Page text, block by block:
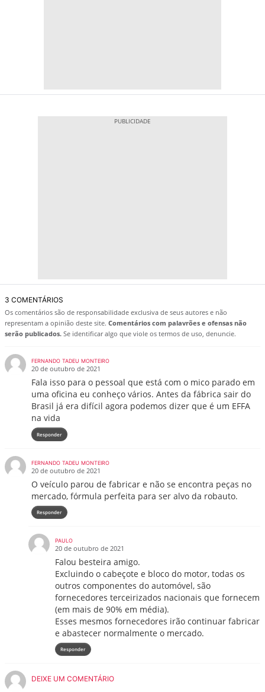
3 COMENTÁRIOS
Os comentários são de responsabilidade exclusiva de seus autores e não
representam a opinião deste site. Comentários com palavrões e ofensas não
serão publicados. Se identificar algo que viole os termos de uso, denuncie.
FERNANDO TADEU MONTEIRO
20 de outubro de 2021
Fala isso para o pessoal que está com o mico parado em
uma oficina eu conheço vários. Antes da fábrica sair do
Brasil já era difícil agora podemos dizer que é um EFFA
na vida
Responder
FERNANDO TADEU MONTEIRO
20 de outubro de 2021
O veículo parou de fabricar e não se encontra peças no
mercado, fórmula perfeita para ser alvo da robauto.
Responder
PAULO
20 de outubro de 2021
Falou besteira amigo.
Excluindo o cabeçote e bloco do motor, todas os
outros componentes do automóvel, são
fornecedores terceirizados nacionais que fornecem
(em mais de 90% em média).
Esses mesmos fornecedores irão continuar fabricar
e abastecer normalmente o mercado.
Responder
DEIXE UM COMENTÁRIO